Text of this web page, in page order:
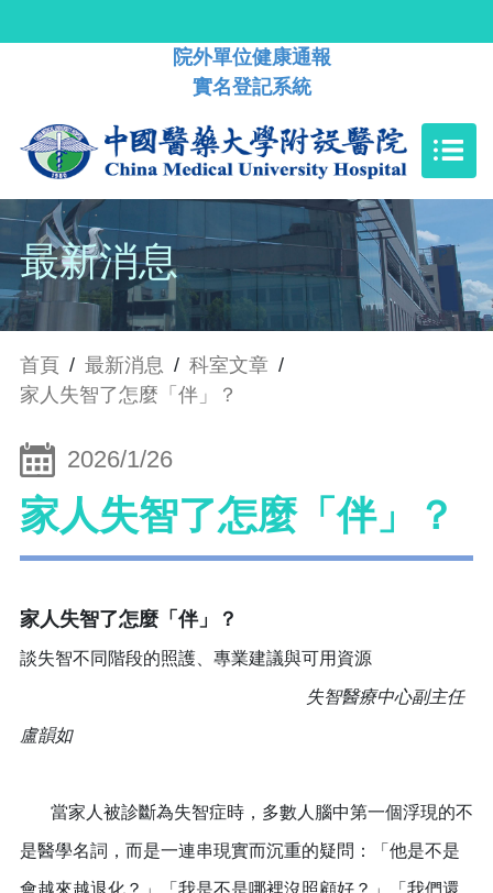
院外單位健康通報
實名登記系統
最新消息
首頁 / 最新消息 / 科室文章 /
家人失智了怎麼「伴」？
2026/1/26
家人失智了怎麼「伴」？
家人失智了怎麼「伴」？
談失智不同階段的照護、專業建議與可用資源
失智醫療中心副主任
盧韻如
當家人被診斷為失智症時，多數人腦中第一個浮現的不
是醫學名詞，而是一連串現實而沉重的疑問：「他是不是
會越來越退化？」「我是不是哪裡沒照顧好？」「我們還